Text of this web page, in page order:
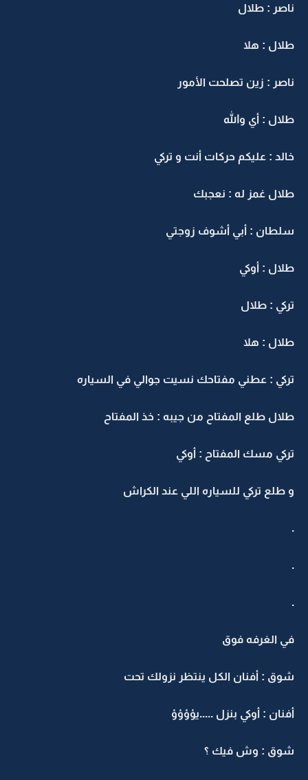
ناصر : طلال
طلال : هلا
ناصر : زين تصلحت الأمور
طلال : أي والله
خالد : عليكم حركات أنت و تركي
طلال غمز له : نعجبك
سلطان : أبي أشوف زوجتي
طلال : أوكي
تركي : طلال
طلال : هلا
تركي : عطني مفتاحك نسيت جوالي في السياره
طلال طلع المفتاح من جيبه : خذ المفتاح
تركي مسك المفتاح : أوكي
و طلع تركي للسياره اللي عند الكراش
.
.
.
في الغرفه فوق
شوق : أفنان الكل ينتظر نزولك تحت
أفنان : أوكي بنزل .....يؤؤؤؤ
شوق : وش فيك ؟